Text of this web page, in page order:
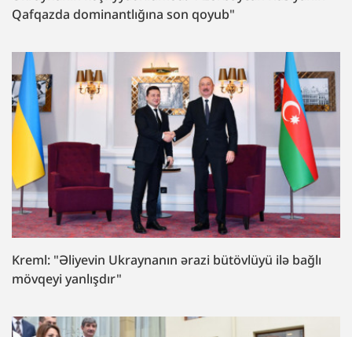
Qafqazda dominantlığına son qoyub"
Kreml: "Əliyevin Ukraynanın ərazi bütövlüyü ilə bağlı
mövqeyi yanlışdır"